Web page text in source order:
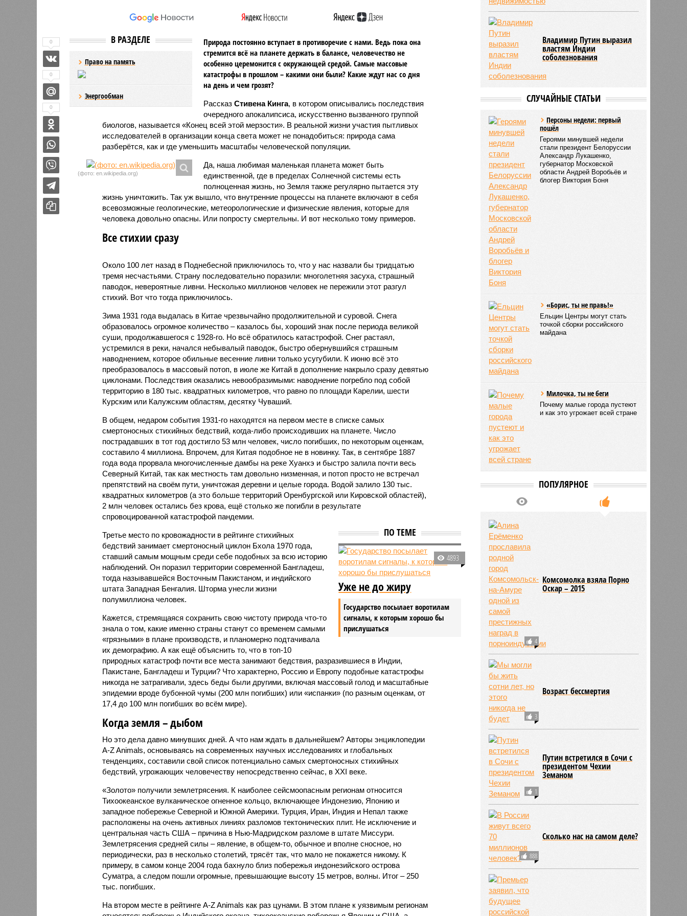
В РАЗДЕЛЕ
Право на память
Энергообман
Природа постоянно вступает в противоречие с нами. Ведь пока она
стремится всё на планете держать в балансе, человечество не
особенно церемонится с окружающей средой. Самые массовые
катастрофы в прошлом – какими они были? Какие ждут нас со дня
на день и чем грозят?
Рассказ Стивена Кинга, в котором описывались последствия
очередного апокалипсиса, искусственно вызванного группой
биологов, называется «Конец всей этой мерзости». В реальной жизни участия пытливых
исследователей в организации конца света может не понадобиться: природа сама
разберётся, как и где уменьшить масштабы человеческой популяции.
(фото: en.wikipedia.org)
Да, наша любимая маленькая планета может быть
единственной, где в пределах Солнечной системы есть
полноценная жизнь, но Земля также регулярно пытается эту
жизнь уничтожить. Так уж вышло, что внутренние процессы на планете включают в себя
всевозможные геологические, метеорологические и физические явления, которые для
человека довольно опасны. Или попросту смертельны. И вот несколько тому примеров.
Все стихии сразу
Около 100 лет назад в Поднебесной приключилось то, что у нас назвали бы тридцатью
тремя несчастьями. Страну последовательно поразили: многолетняя засуха, страшный
паводок, невероятные ливни. Несколько миллионов человек не пережили этот разгул
стихий. Вот что тогда приключилось.
Зима 1931 года выдалась в Китае чрезвычайно продолжительной и суровой. Снега
образовалось огромное количество – казалось бы, хороший знак после периода великой
суши, продолжавшегося с 1928-го. Но всё обратилось катастрофой. Снег растаял,
устремился в реки, начался небывалый паводок, быстро обернувшийся страшным
наводнением, которое обильные весенние ливни только усугубили. К июню всё это
преобразовалось в массовый потоп, в июле же Китай в дополнение накрыло сразу девятью
циклонами. Последствия оказались невообразимыми: наводнение погребло под собой
территорию в 180 тыс. квадратных километров, что равно по площади Карелии, шести
Курским или Калужским областям, десятку Чуваший.
В общем, недаром события 1931-го находятся на первом месте в списке самых
смертоносных стихийных бедствий, когда-либо происходивших на планете. Число
пострадавших в тот год достигло 53 млн человек, число погибших, по некоторым оценкам,
составило 4 миллиона. Впрочем, для Китая подобное не в новинку. Так, в сентябре 1887
года вода прорвала многочисленные дамбы на реке Хуанхэ и быстро залила почти весь
Северный Китай, так как местность там довольно низменная, и потоп просто не встречал
препятствий на своём пути, уничтожая деревни и целые города. Водой залило 130 тыс.
квадратных километров (а это больше территорий Оренбургской или Кировской областей),
2 млн человек остались без крова, ещё столько же погибли в результате
спровоцированной катастрофой пандемии.
ПО ТЕМЕ
4893
Уже не до жиру
Государство посылает воротилам
сигналы, к которым хорошо бы
прислушаться
Третье место по кровожадности в рейтинге стихийных
бедствий занимает смертоносный циклон Бхола 1970 года,
ставший самым мощным среди себе подобных за всю историю
наблюдений. Он поразил территории современной Бангладеш,
тогда называвшейся Восточным Пакистаном, и индийского
штата Западная Бенгалия. Шторма унесли жизни
полумиллиона человек.
Кажется, стремящаяся сохранить свою чистоту природа что-то
знала о том, какие именно страны станут со временем самыми
«грязными» в плане производств, и планомерно подтачивала
их демографию. А как ещё объяснить то, что в топ-10
природных катастроф почти все места занимают бедствия, разразившиеся в Индии,
Пакистане, Бангладеш и Турции? Что характерно, Россию и Европу подобные катастрофы
никогда не затрагивали, здесь беды были другими, включая массовый голод и масштабные
эпидемии вроде бубонной чумы (200 млн погибших) или «испанки» (по разным оценкам, от
17,4 до 100 млн погибших во всём мире).
Когда земля – дыбом
Но это дела давно минувших дней. А что нам ждать в дальнейшем? Авторы энциклопедии
A-Z Animals, основываясь на современных научных исследованиях и глобальных
тенденциях, составили свой список потенциально самых смертоносных стихийных
бедствий, угрожающих человечеству непосредственно сейчас, в XXI веке.
«Золото» получили землетрясения. К наиболее сейсмоопасным регионам относится
Тихоокеанское вулканическое огненное кольцо, включающее Индонезию, Японию и
западное побережье Северной и Южной Америки. Турция, Иран, Индия и Непал также
расположены на очень активных линиях разломов тектонических плит. Не исключение и
центральная часть США – причина в Нью-Мадридском разломе в штате Миссури.
Землетрясения средней силы – явление, в общем-то, обычное и вполне сносное, но
периодически, раз в несколько столетий, трясёт так, что мало не покажется никому. К
примеру, в самом конце 2004 года бахнуло близ побережья индонезийского острова
Суматра, а следом пошли огромные, превышающие высоту 15 метров, волны. Итог – 250
тыс. погибших.
На втором месте в рейтинге A-Z Animals как раз цунами. В этом плане к уязвимым регионам
0
0
0
Владимир Путин выразил
властям Индии
соболезнования
СЛУЧАЙНЫЕ СТАТЬИ
Персоны недели: первый
пошёл
Героями минувшей недели
стали президент Белоруссии
Александр Лукашенко,
губернатор Московской
области Андрей Воробьёв и
блогер Виктория Боня
«Борис, ты не правь!»
Ельцин Центры могут стать
точкой сборки российского
майдана
Милочка, ты не беги
Почему малые города пустеют
и как это угрожает всей стране
ПОПУЛЯРНОЕ
4
Комсомолка взяла Порно
Оскар – 2015
3
Возраст бессмертия
1
Путин встретился в Сочи с
президентом Чехии
Земаном
888
Сколько нас на самом деле?